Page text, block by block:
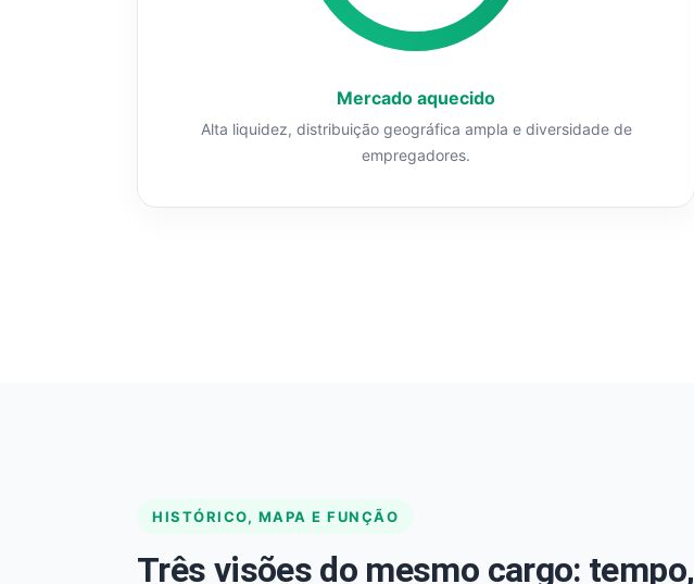
Mercado aquecido
Alta liquidez, distribuição geográfica ampla e diversidade de
empregadores.
HISTÓRICO, MAPA E FUNÇÃO
Três visões do mesmo cargo: tempo,